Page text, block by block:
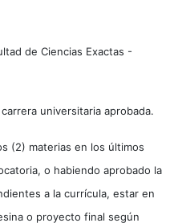
de Ciencias Exactas -
universitaria aprobada.
(2) materias en los últimos
o habiendo aprobado la
a la currícula, estar en
o proyecto final según